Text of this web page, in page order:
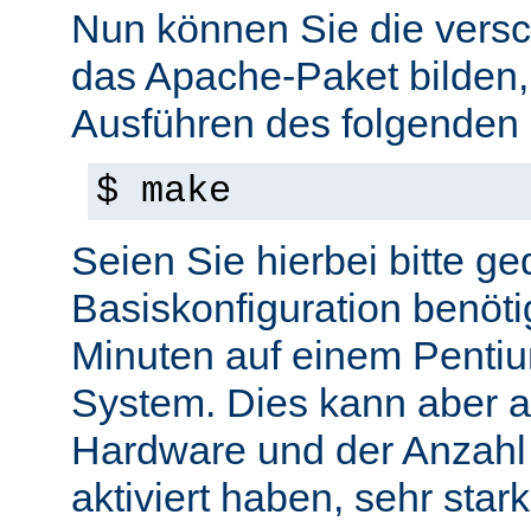
Nun können Sie die
das Apache-Paket
Ausführen des
$ make
Seien Sie hierbei bitte
Basiskonfiguration
Minuten auf einem
System. Dies kann aber
Hardware und der
aktiviert haben, sehr